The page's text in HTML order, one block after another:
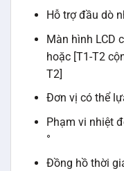
Hỗ trợ đầu dò
Màn hình LCD
hoặc [T1-T2
T2]
Đơn vị có thể
Phạm vi nhiệt
°
Đồng hồ thời